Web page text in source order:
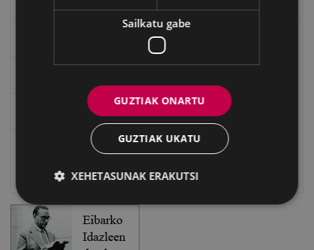
Eibarko Fonoteka
Eibarko Idazlanen Datu-basea
Bilatzailea
Sailkatu gabe
GUZTIAK ONARTU
GUZTIAK UKATU
XEHETASUNAK ERAKUTSI